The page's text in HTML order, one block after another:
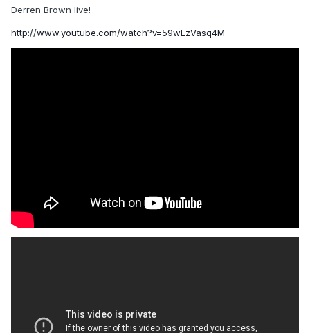
Derren Brown live!
http://www.youtube.com/watch?v=59wLzVasq4M